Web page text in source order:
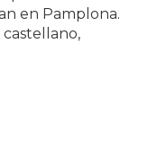
en Pamplona.